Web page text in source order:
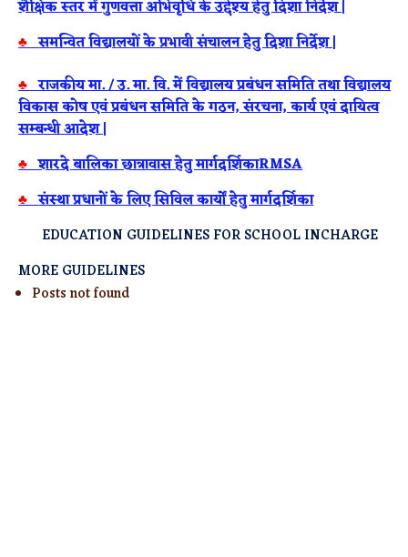
शैक्षिक स्तर में गुणवत्ता अभिवृधि के उद्देश्य हेतु दिशा निर्देश |
♣समन्वित विद्यालयों के प्रभावी संचालन हेतु दिशा निर्देश |
♣राजकीय मा. / उ. मा. वि. में विद्यालय प्रबंधन समिति तथा विद्यालय
विकास कोष एवं प्रबंधन समिति के गठन, संरचना, कार्य एवं दायित्व
सम्बन्धी आदेश |
♣शारदे बालिका छात्रावास हेतु मार्गदर्शिकाRMSA
♣संस्था प्रधानों के लिए सिविल कार्यों हेतु मार्गदर्शिका
EDUCATION GUIDELINES FOR SCHOOL INCHARGE
MORE GUIDELINES
Posts not found